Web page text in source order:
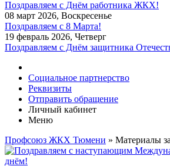
Поздравляем с Днём работника ЖКХ!
08 март 2026, Воскресенье
Поздравляем с 8 Марта!
19 февраль 2026, Четверг
Поздравляем с Днём защитника
Социальное партнерство
Реквизиты
Отправить обращение
Личный кабинет
Меню
Профсоюз ЖКХ Тюмени » Материалы